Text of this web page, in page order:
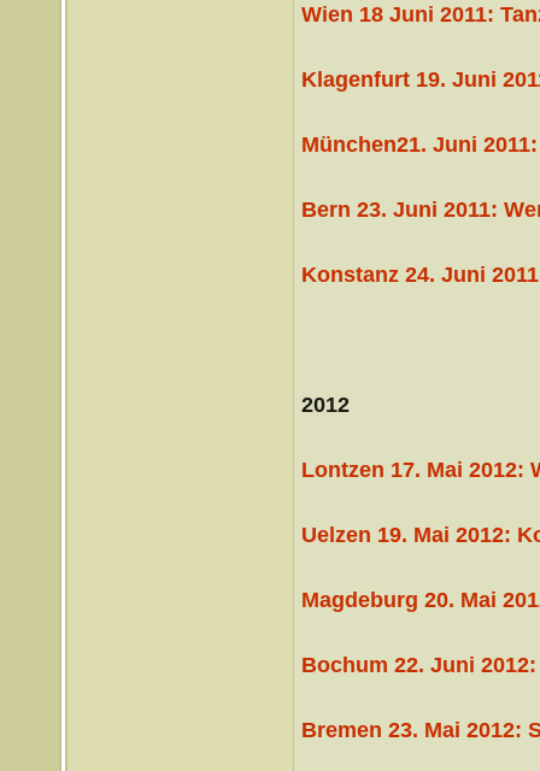
Wien 18 Juni 2011:
Klagenfurt 19. Juni
München21. Juni
Bern 23. Juni 2011:
Konstanz 24. Juni
2012
Lontzen 17. Mai 2012:
Uelzen 19. Mai 2012:
Magdeburg 20. Mai
Bochum 22. Juni
Bremen 23. Mai 2012: